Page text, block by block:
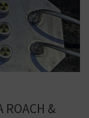
ROACH &